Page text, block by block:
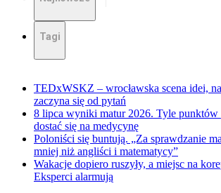
Tagi
TEDxWSKZ – wrocławska scena idei,
zaczyna się od pytań
8 lipca wyniki matur 2026. Tyle punktów
dostać się na medycynę
Poloniści się buntują. „Za sprawdzanie
mniej niż angliści i matematycy”
Wakacje dopiero ruszyły, a miejsc na
Eksperci alarmują